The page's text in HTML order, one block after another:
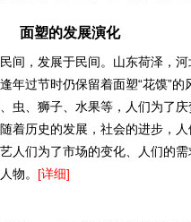
面塑的发展演化
间，发展于民间。山东荷泽，
年过节时仍保留着面塑“花馍”的
虫、狮子、水果等，人们为了
着历史的发展，社会的进步，
人们为了市场的变化、人们的
物。 [详细]